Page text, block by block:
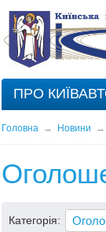
ПРО
Головна→ Новини →
Категорія: